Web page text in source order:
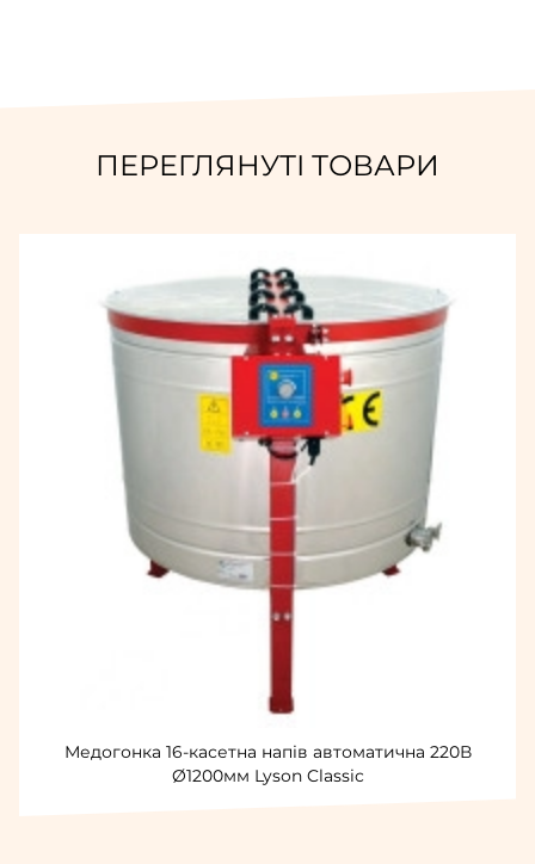
ПЕРЕГЛЯНУТІ ТОВАРИ
Медогонка 16-касетна напів автоматична 220В
Ø1200мм Lyson Classic